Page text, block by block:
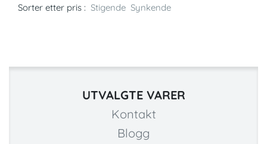
Sorter etter pris : Stigende Synkende
UTVALGTE VARER
Kontakt
Blogg